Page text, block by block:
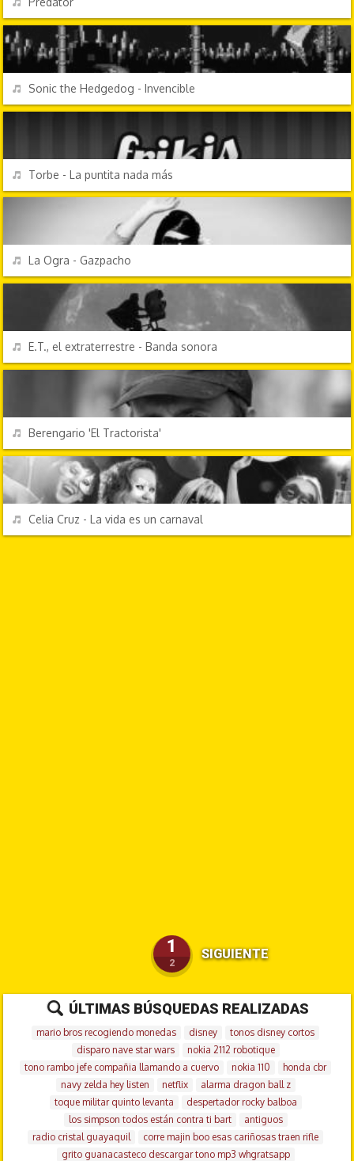
REPRODUCIR
Sonic the Hedgedog - Invencible
REPRODUCIR
Torbe - La puntita nada más
REPRODUCIR
La Ogra - Gazpacho
REPRODUCIR
E.T., el extraterrestre - Banda sonora
REPRODUCIR
Berengario 'El Tractorista'
REPRODUCIR
Celia Cruz - La vida es un carnaval
1
2
SIGUIENTE
ÚLTIMAS BÚSQUEDAS REALIZADAS
mario bros recogiendo monedas disney
tonos disney cortos
disparo nave star wars
nokia 2112 robotique
tono rambo jefe compañia llamando a cuervo
nokia 110
honda cbr
navy zelda hey listen
netflix
alarma dragon ball z
toque militar quinto levanta
despertador rocky balboa
los simpson todos están contra ti bart
antiguos
radio cristal guayaquil
corre majin boo esas cariñosas traen rifle
grito guanacasteco descargar tono mp3 whgratsapp